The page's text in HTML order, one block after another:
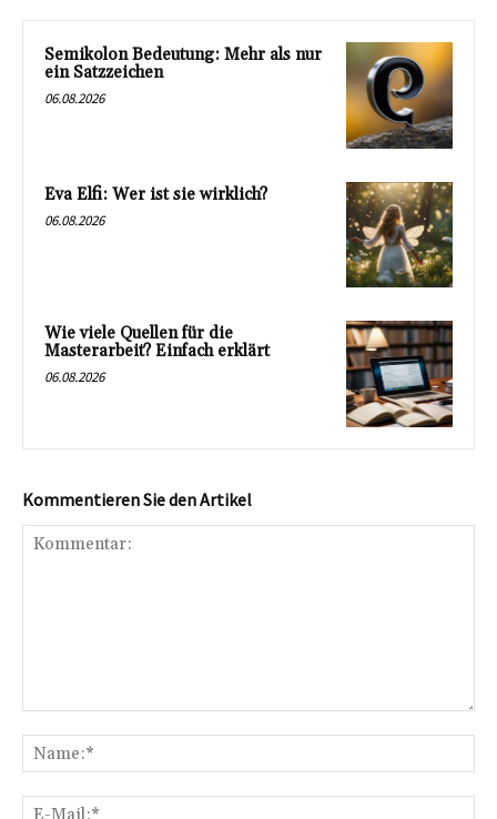
Semikolon Bedeutung: Mehr als nur
ein Satzzeichen
06.08.2026
Eva Elfi: Wer ist sie wirklich?
06.08.2026
Wie viele Quellen für die
Masterarbeit? Einfach erklärt
06.08.2026
Kommentieren Sie den Artikel